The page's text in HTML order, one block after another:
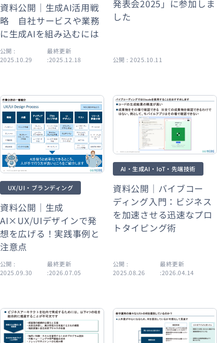
資料公開｜生成AI活用戦
略 自社サービスや業務
に生成AIを組み込むには
公開 :
2025.10.29
最終更新
:2025.12.18
発表会2025」に参加しま
した
公開 : 2025.10.11
UX/UI・ブランディング
資料公開｜生成
AI×UX/UIデザインで発
想を広げる！実践事例と
注意点
公開 :
2025.09.30
最終更新
:2026.07.05
AI・生成AI・IoT・先端技術
資料公開｜バイブコー
ディング入門：ビジネス
を加速させる迅速なプロ
トタイピング術
公開 :
2025.08.26
最終更新
:2026.04.14